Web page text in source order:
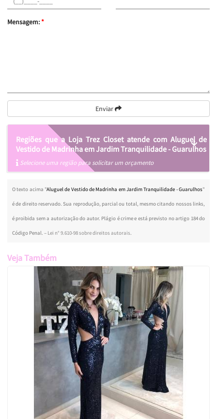
Mensagem:*
Enviar
Regiões que a Loja Trez Closet atende com Aluguel de
Vestido de Madrinha em Jardim Tranquilidade - Guarulhos
Selecione uma região para solicitar um orçamento
O texto acima "Aluguel de Vestido de Madrinha em Jardim Tranquilidade - Guarulhos"
é de direito reservado. Sua reprodução, parcial ou total, mesmo citando nossos links,
é proibida sem a autorização do autor. Plágio é crime e está previsto no artigo 184 do
Código Penal. – Lei n° 9.610-98 sobre direitos autorais.
Veja Também